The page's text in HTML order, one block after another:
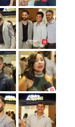
&nbsp;
&nbsp;
&nbsp;